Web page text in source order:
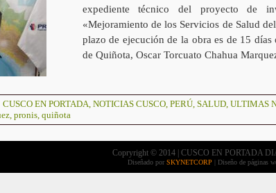
expediente técnico del proyecto de
«Mejoramiento de los Servicios de Salud
plazo de ejecución de la obra es de 15
de Quiñota, Oscar Torcuato Chahua
CUSCO EN PORTADA NOTICIAS CUSCO, PERÚ, SALUD, ULTIMAS
, pronis, quiñota
Copryright © 2014 | CUSCO EN PORTADA
Diseñado por SKYNETCORP | Diseño de páginas